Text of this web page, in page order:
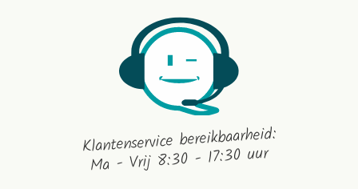
Klantenservice bereikbaarheid:
Ma - Vrij 8:30 - 17:30 uur